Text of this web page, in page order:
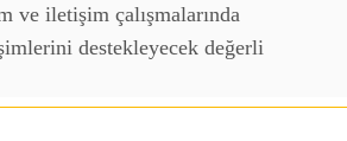
ve iletişim çalışmalarında
destekleyecek değerli